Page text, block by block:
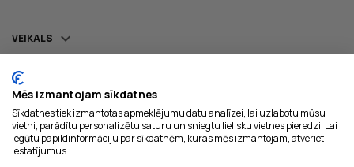
VEIKALS 
Piegādājam ar:
Mēs izmantojam sīkdatnes
Sīkdatnes tiek izmantotas apmeklējumu datu analīzei, lai uzlabotu mūsu
vietni, parādītu personalizētu saturu un sniegtu lielisku vietnes pieredzi. Lai
iegūtu papildinformāciju par sīkdatnēm, kuras mēs izmantojam, atveriet
iestatījumus.